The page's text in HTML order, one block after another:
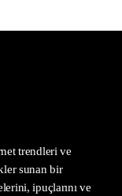
trendleri ve
sunan bir
ipuçlarını ve